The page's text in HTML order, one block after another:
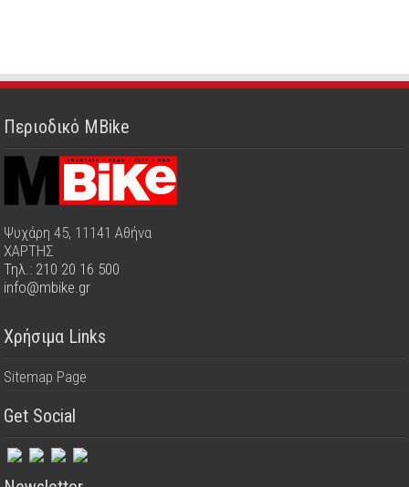
Περιοδικό MBike
Ψυχάρη 45, 11141 Αθήνα
ΧΑΡΤΗΣ
Τηλ.: 210 20 16 500
info@mbike.gr
Χρήσιμα Links
Sitemap Page
Get Social